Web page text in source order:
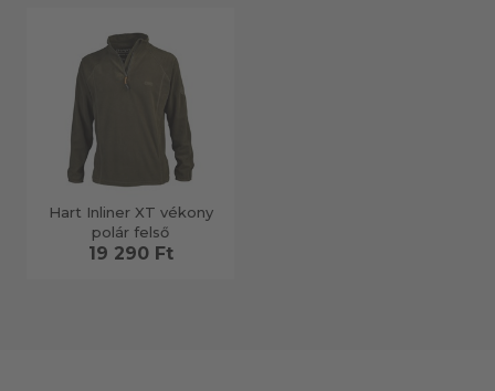
Hart Inliner XT vékony
polár felső
19 290 Ft